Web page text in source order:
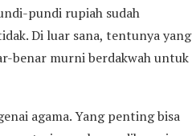
pundi rupiah sudah
Di luar sana, tentunya yang
benar murni berdakwah untuk
agama. Yang penting bisa